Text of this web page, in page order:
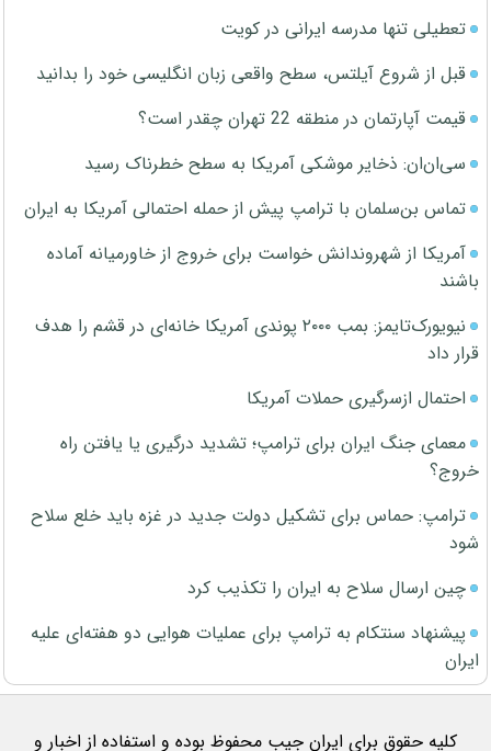
تعطیلی تنها مدرسه ایرانی در کویت
قبل از شروع آیلتس، سطح واقعی زبان انگلیسی خود را بدانید
قیمت آپارتمان در منطقه 22 تهران چقدر است؟
سی‌ان‌ان: ذخایر موشکی آمریکا به سطح خطرناک رسید
تماس بن‌سلمان با ترامپ پیش از حمله احتمالی آمریکا به ایران
آمریکا از شهروندانش خواست برای خروج از خاورمیانه آماده
باشند
نیویورک‌تایمز: بمب ۲۰۰۰ پوندی آمریکا خانه‌ای در قشم را هدف
قرار داد
احتمال ازسرگیری حملات آمریکا
معمای جنگ ایران برای ترامپ؛ تشدید درگیری یا یافتن راه
خروج؟
ترامپ: حماس برای تشکیل دولت جدید در غزه باید خلع سلاح
شود
چین ارسال سلاح به ایران را تکذیب کرد
پیشنهاد سنتکام به ترامپ برای عملیات هوایی دو هفته‌ای علیه
ایران
کلیه حقوق برای ایران جیب محفوظ بوده و استفاده از اخبار و